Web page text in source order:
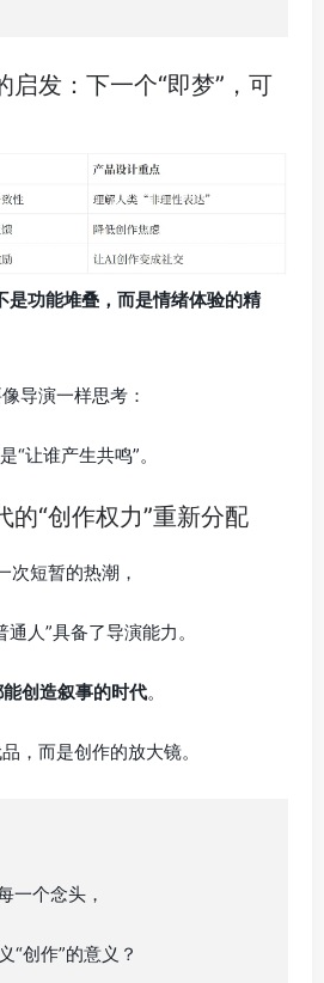
启发：下一个“即梦”，可
是功能堆叠，而是情绪体验的精
导演一样思考：
“让谁产生共鸣”。
的“创作权力”重新分配
次短暂的热潮，
人”具备了导演能力。
能创造叙事的时代。
，而是创作的放大镜。
一个念头，
“创作”的意义？